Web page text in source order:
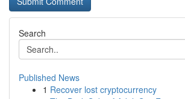
Search
Published News
1 Recover lost cryptocurrency